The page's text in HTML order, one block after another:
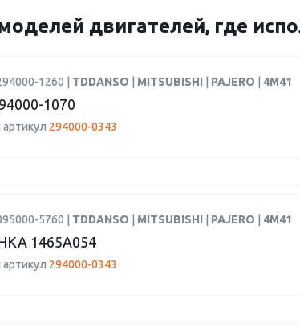
двигателей, где
1260 | TDDANSO MITSUBISHI PAJERO 4M41
1070
294000-0343
5760 | TDDANSO MITSUBISHI PAJERO 4M41
1465A054
294000-0343